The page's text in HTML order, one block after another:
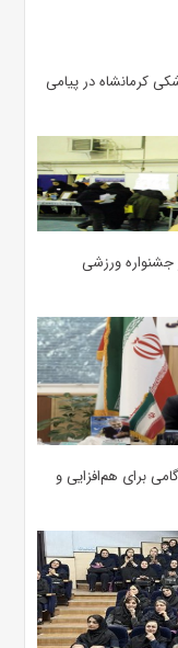
کرمانشاه در پیامی
جشنواره ورزشی
برای هم‌افزایی و